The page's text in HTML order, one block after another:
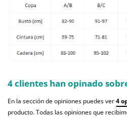
4 clientes han opinado
En la sección de opiniones puedes ver4
producto. Todas las opiniones que